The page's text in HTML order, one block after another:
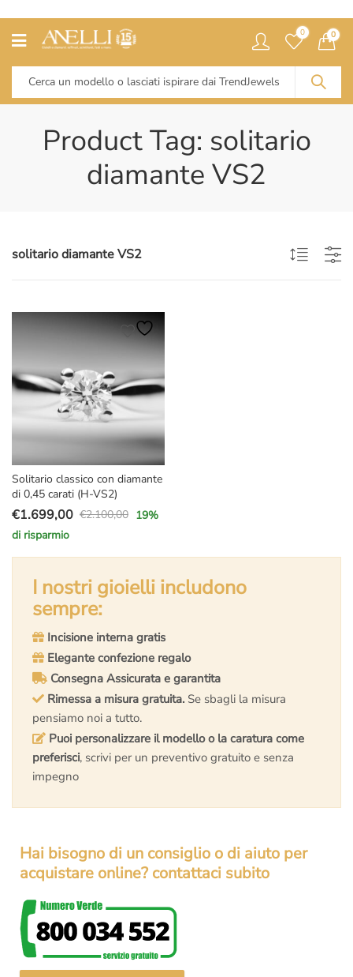
0 0
Product Tag: solitario
diamante VS2
solitario diamante VS2
Solitario classico con diamante
di 0,45 carati (H-VS2)
€2.100,00
Il
prezzo
originale
€2.100,00.
€1.699,00
Il
prezzo
attuale
€1.699,00.
19%
di risparmio
I nostri gioielli includono
sempre:
Incisione interna gratis
Elegante confezione regalo
Consegna Assicurata e garantita
Rimessa a misura gratuita. Se sbagli la misura
pensiamo noi a tutto.
Puoi personalizzare il modello o la caratura come
preferisci, scrivi per un preventivo gratuito e senza
impegno
Hai bisogno di un consiglio o di aiuto per
acquistare online? contattaci subito